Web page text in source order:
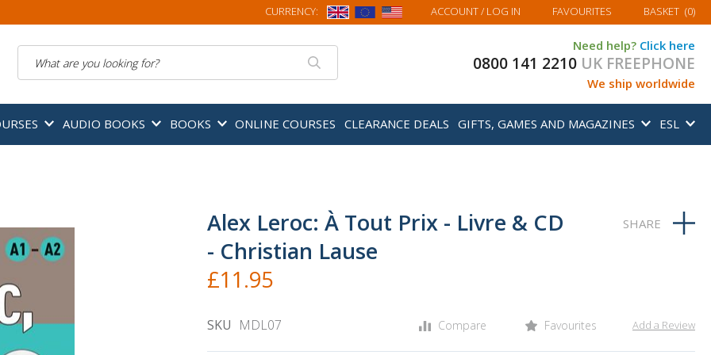
CURRENCY: ACCOUNT/ LOG IN FAVOURITES MY BASKET
BASKET (0)
Need help? Click here
0800 141 2210 UK FREEPHONE
We ship worldwide
AUDIO BOOKS BOOKS ONLINE COURSES CLEARANCE DEALS GIFTS, GAMES AND MAGAZINES ESL
Alex Leroc: À Tout Prix - Livre & CD
- Christian Lause
£11.95
SKU MDL07 Compare Favourites Add a Review